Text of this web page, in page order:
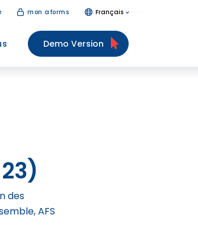
mon aforms Français
Demo Version
des
AFS